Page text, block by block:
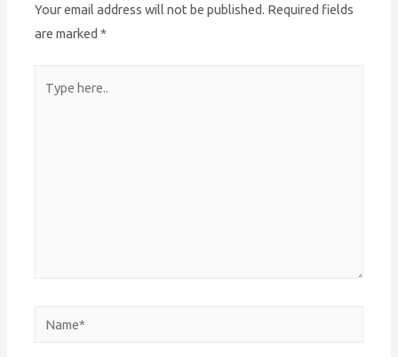
Your email address will not be published. Required fields
are marked*